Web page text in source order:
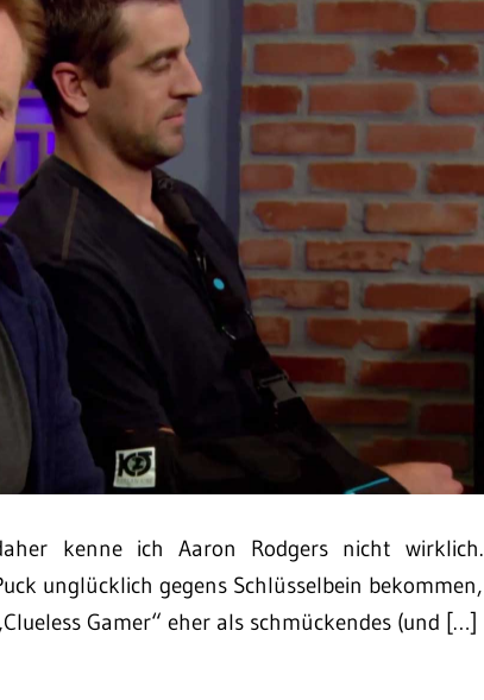
kenne ich Aaron Rodgers nicht wirklich.
unglücklich gegens Schlüsselbein bekommen,
Gamer“ eher als schmückendes (und […]